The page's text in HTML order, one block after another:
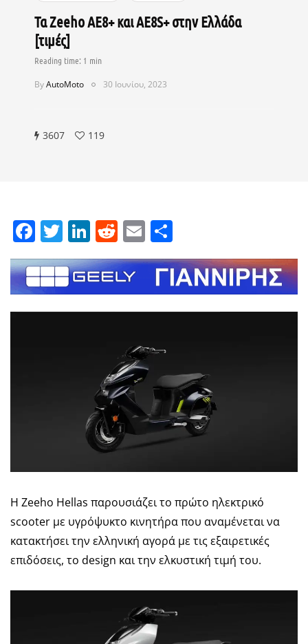
Τα Ζeeho ΑΕ8+ και ΑΕ8S+ στην Ελλάδα
[τιμές]
ByAutoMoto 30 Ιουνίου, 2023
3607 119
Facebook
Twitter
LinkedIn
Reddit
Email
Η Zeeho Hellas παρουσιάζει το πρώτο ηλεκτρικό
scooter με υγρόψυκτο κινητήρα που αναμένεται να
κατακτήσει την ελληνική αγορά με τις εξαιρετικές
επιδόσεις, το design και την ελκυστική τιμή του.